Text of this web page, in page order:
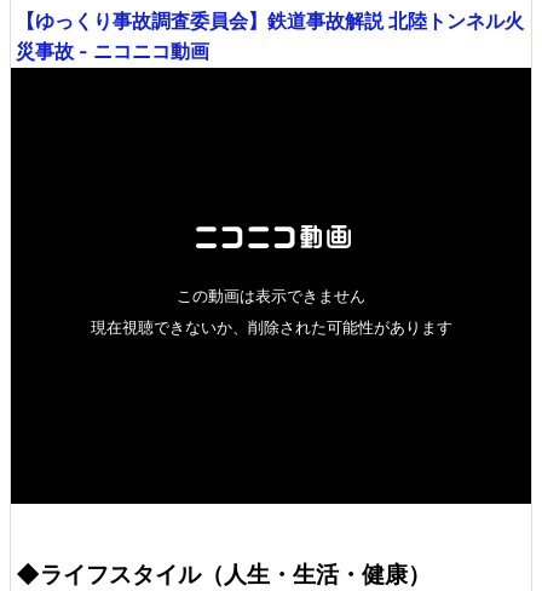
【ゆっくり事故調査委員会】鉄道事故解説 北陸トンネル火
災事故 - ニコニコ動画
◆ライフスタイル（人生・生活・健康）